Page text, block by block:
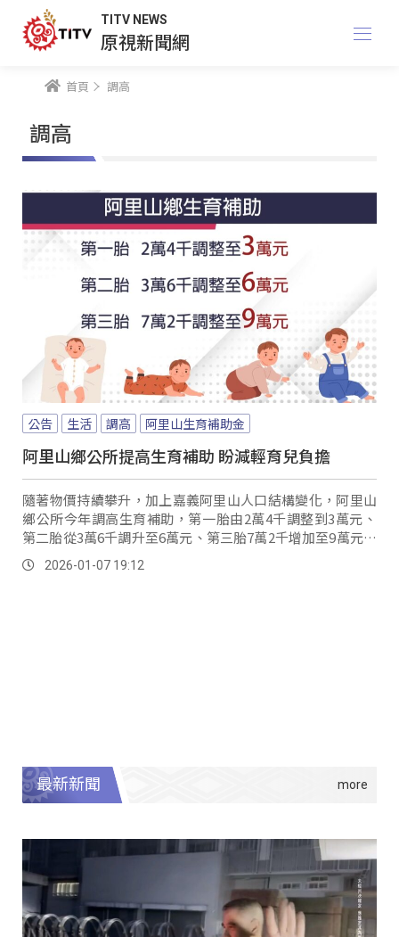
TITV NEWS
原視新聞網
首頁 調高
調高
公告 生活 調高 阿里山生育補助金
阿里山鄉公所提高生育補助 盼減輕育兒負擔
隨著物價持續攀升，加上嘉義阿里山人口結構變化，阿里山
鄉公所今年調高生育補助，第一胎由2萬4千調整到3萬元、
第二胎從3萬6千調升至6萬元、第三胎7萬2千增加至9萬元，
鄉長希望透過補助加碼，分擔育兒負擔，促進人口成長。
2026-01-07 19:12
最新新聞